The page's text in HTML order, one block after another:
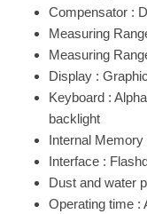
Compensator :
Measuring
Measuring
Display :
Keyboard :
backlight
Internal Memory
Interface :
Dust and water
Operating time :